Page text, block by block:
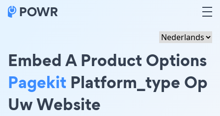
Embed A Product Options
Pagekit Platform_type Op
Uw Website